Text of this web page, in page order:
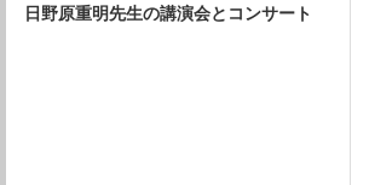
日野原重明先生の講演会とコンサート